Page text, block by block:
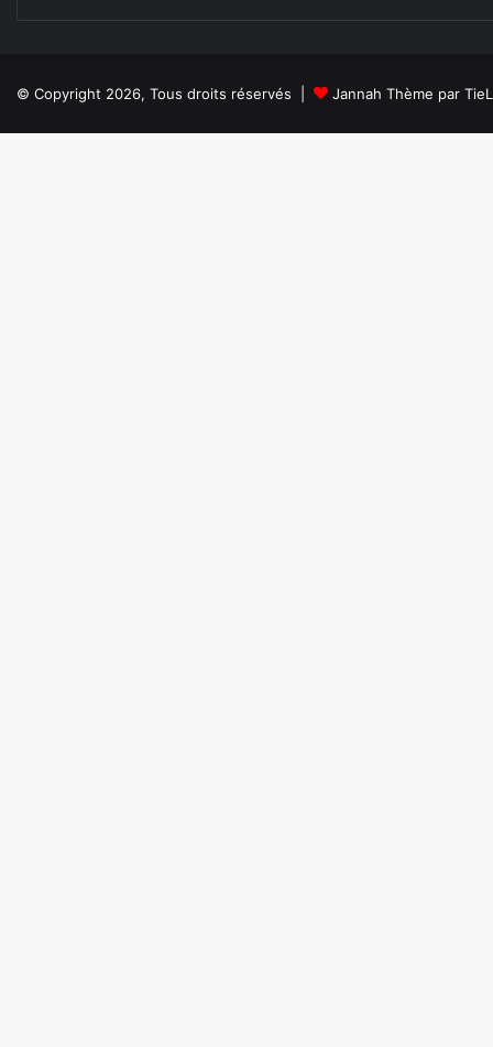
© Copyright 2026, Tous droits réservés | Jannah Thème par